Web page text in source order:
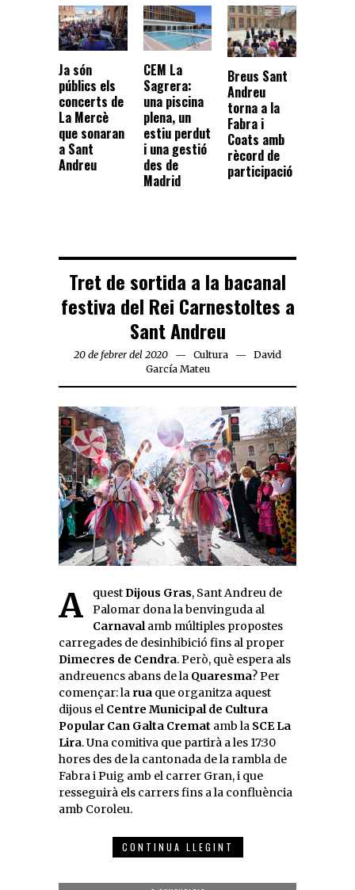
Ja són
públics els
concerts de
La Mercè
que sonaran
a Sant
Andreu
CEM La
Sagrera:
una piscina
plena, un
estiu perdut
i una gestió
des de
Madrid
Breus Sant
Andreu
torna a la
Fabra i
Coats amb
rècord de
participació
Tret de sortida a la bacanal
festiva del Rei Carnestoltes a
Sant Andreu
20 de febrer del 2020 Cultura
David
García Mateu
AquestDijous Gras, Sant Andreu de
Palomar dona la benvinguda al
Carnavalamb múltiples propostes
carregades de desinhibició fins al proper
Dimecres de Cendra. Però, què espera als
andreuencs abans de la Quaresma? Per
començar: la rua que organitza aquest
dijous el Centre Municipal de Cultura
Popular Can Galta Cremat amb la SCE La
Lira. Una comitiva que partirà a les 17:30
hores des de la cantonada de la rambla de
Fabra i Puig amb el carrer Gran, i que
resseguirà els carrers fins a la confluència
amb Coroleu.
CONTINUA LLEGINT